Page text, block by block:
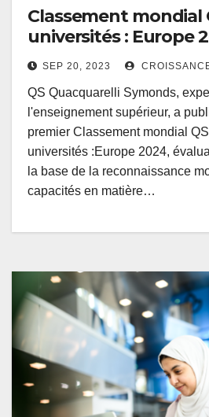
Classement mondial
universités : Europe
SEP 20, 2023
QS Quacquarelli Symonds,
l'enseignement supérieur, a
premier Classement mondial
universités :Europe 2024,
la base de la reconnaissance
capacités en matière…